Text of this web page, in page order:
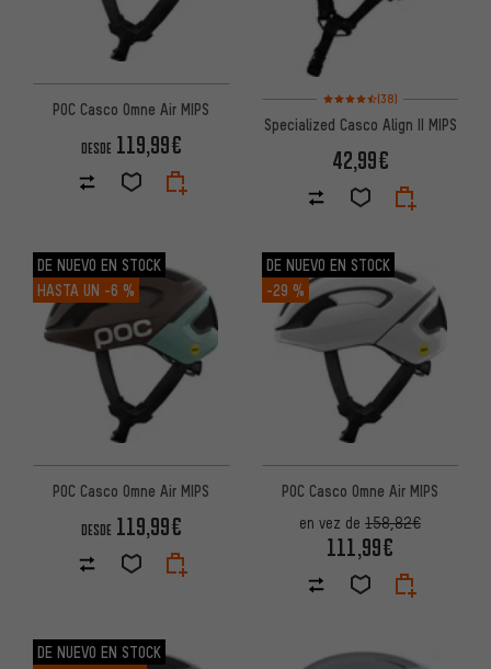
POC Casco Omne Air MIPS
DESDE 119,99€
Valoración media: 4,5 de 5
(38)
Specialized Casco Align II MIPS
42,99€
DE NUEVO EN STOCK
HASTA UN -6 %
POC Casco Omne Air MIPS
DESDE 119,99€
DE NUEVO EN STOCK
-29 %
POC Casco Omne Air MIPS
en vez de 158,82€
111,99€
DE NUEVO EN STOCK